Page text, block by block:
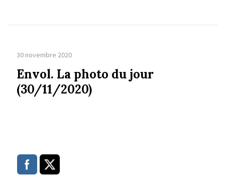
30 novembre 2020
Envol. La photo du jour
(30/11/2020)